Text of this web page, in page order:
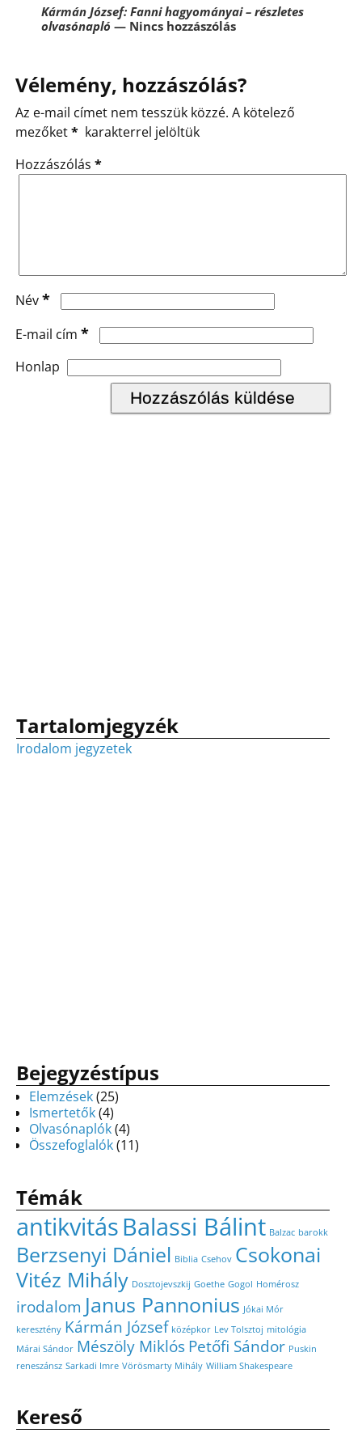
Kármán József: Fanni hagyományai – részletes
olvasónapló — Nincs hozzászólás
Vélemény, hozzászólás?
Az e-mail címet nem tesszük közzé. A kötelező
mezőket* karakterrel jelöltük
Hozzászólás *
Név*
E-mail cím *
Honlap
Tartalomjegyzék
Irodalom jegyzetek
Bejegyzéstípus
Elemzések(25)
Ismertetők(4)
Olvasónaplók(4)
Összefoglalók(11)
Témák
antikvitásBalassi Bálint Balzac barokk
Berzsenyi Dániel Biblia Csehov Csokonai
Vitéz Mihály Dosztojevszkij Goethe Gogol Homérosz
irodalom Janus Pannonius Jókai Mór
keresztény Kármán József középkor Lev Tolsztoj mitológia
Márai Sándor Mészöly MiklósPetőfi Sándor Puskin
reneszánsz Sarkadi Imre Vörösmarty Mihály William Shakespeare
Kereső